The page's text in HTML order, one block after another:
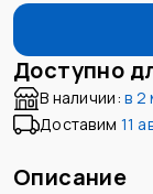
Доступно
В наличии: в 2
Доставим 11
Описание